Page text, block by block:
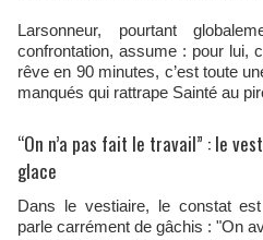
Larsonneur, pourtant
confrontation, assume : pour lui,
rêve en 90 minutes, c’est toute
manqués qui rattrape Sainté au
“On n’a pas fait le travail” : le
glace
Dans le vestiaire, le constat est partagé. Julien Le Cardinal
parle carrément de gâchis : "On